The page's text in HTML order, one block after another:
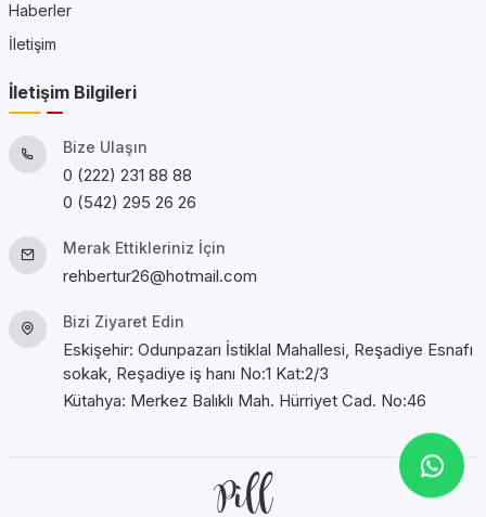
Haberler
İletişim
İletişim Bilgileri
Bize Ulaşın
0 (222) 231 88 88
0 (542) 295 26 26
Merak Ettikleriniz İçin
rehbertur26@hotmail.com
Bizi Ziyaret Edin
Eskişehir: Odunpazarı İstiklal Mahallesi, Reşadiye Esnafı
sokak, Reşadiye iş hanı No:1 Kat:2/3
Kütahya: Merkez Balıklı Mah. Hürriyet Cad. No:46
Pill